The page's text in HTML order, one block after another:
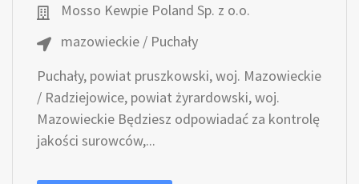
Mosso Kewpie Poland Sp. z o.o.
mazowieckie / Puchały
Puchały, powiat pruszkowski, woj. Mazowieckie
/ Radziejowice, powiat żyrardowski, woj.
Mazowieckie Będziesz odpowiadać za kontrolę
jakości surowców,...